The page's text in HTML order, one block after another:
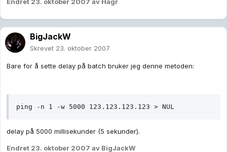
BigJackW
Skrevet 23. oktober 2007
Bare for å sette delay på batch bruker jeg denne metoden:
ping -n 1 -w 5000 123.123.123.123 > NUL
delay på 5000 millisekunder (5 sekunder).
Endret 23. oktober 2007 av BigJackW